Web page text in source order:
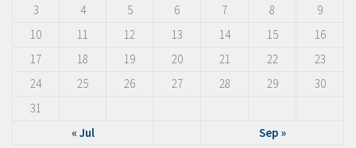
3
4 5 6 7 8
9
10
11 12 13 14 15
16
17
18 19 20 21 22
23
24
25 26 27 28 29
30
31
« Jul
Sep »